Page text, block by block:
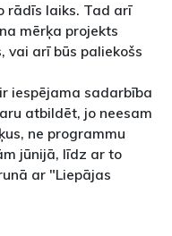
rādīs laiks. Tad arī
mērķa projekts
vai arī būs paliekošs
iespējama sadarbība
atbildēt, jo neesam
ne programmu
jūnijā, līdz ar to
ar "Liepājas